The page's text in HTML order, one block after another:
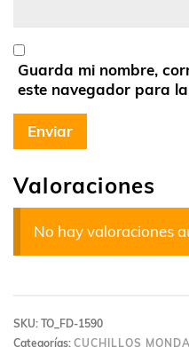
Valoraciones
No hay valoraciones
Guarda mi nombre,
este navegador para
SKU: TO_FD-1590
Categorías: CUCHILLOS